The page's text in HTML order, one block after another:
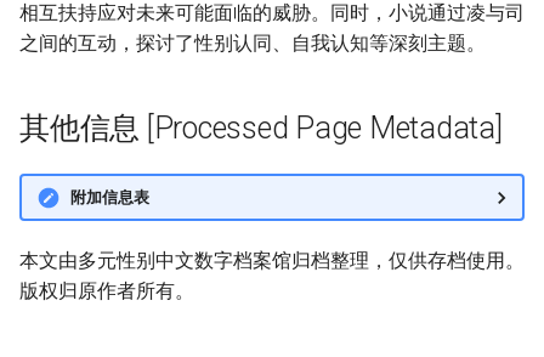
相互扶持应对未来可能面临的威胁。同时，小说通过凌与司
之间的互动，探讨了性别认同、自我认知等深刻主题。
其他信息 [Processed Page Metadata]
附加信息表
本文由多元性别中文数字档案馆归档整理，仅供存档使用。
版权归原作者所有。